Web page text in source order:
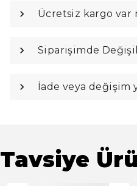
Ücretsiz kargo var
Siparişimde
İade veya değişim
Tavsiye